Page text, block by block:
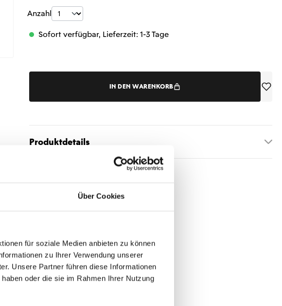
Über Cookies
für soziale Medien anbieten zu können
zu Ihrer Verwendung unserer
Unsere Partner führen diese Informationen
oder die sie im Rahmen Ihrer Nutzung
Produkt Anzahl: Gib den gewünschten Wert
Anzahl
Sofort verfügbar, Lieferzeit: 1-3 Tage
IN DEN WARENKORB
Produktdetails